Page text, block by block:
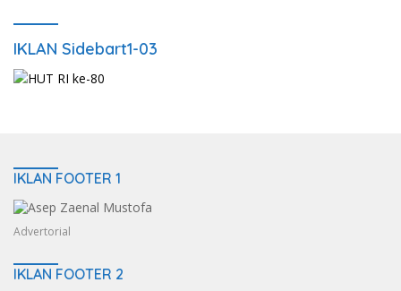
IKLAN Sidebart1-03
IKLAN FOOTER 1
Advertorial
IKLAN FOOTER 2